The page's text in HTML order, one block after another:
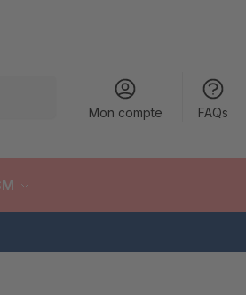
Mon compte FAQs